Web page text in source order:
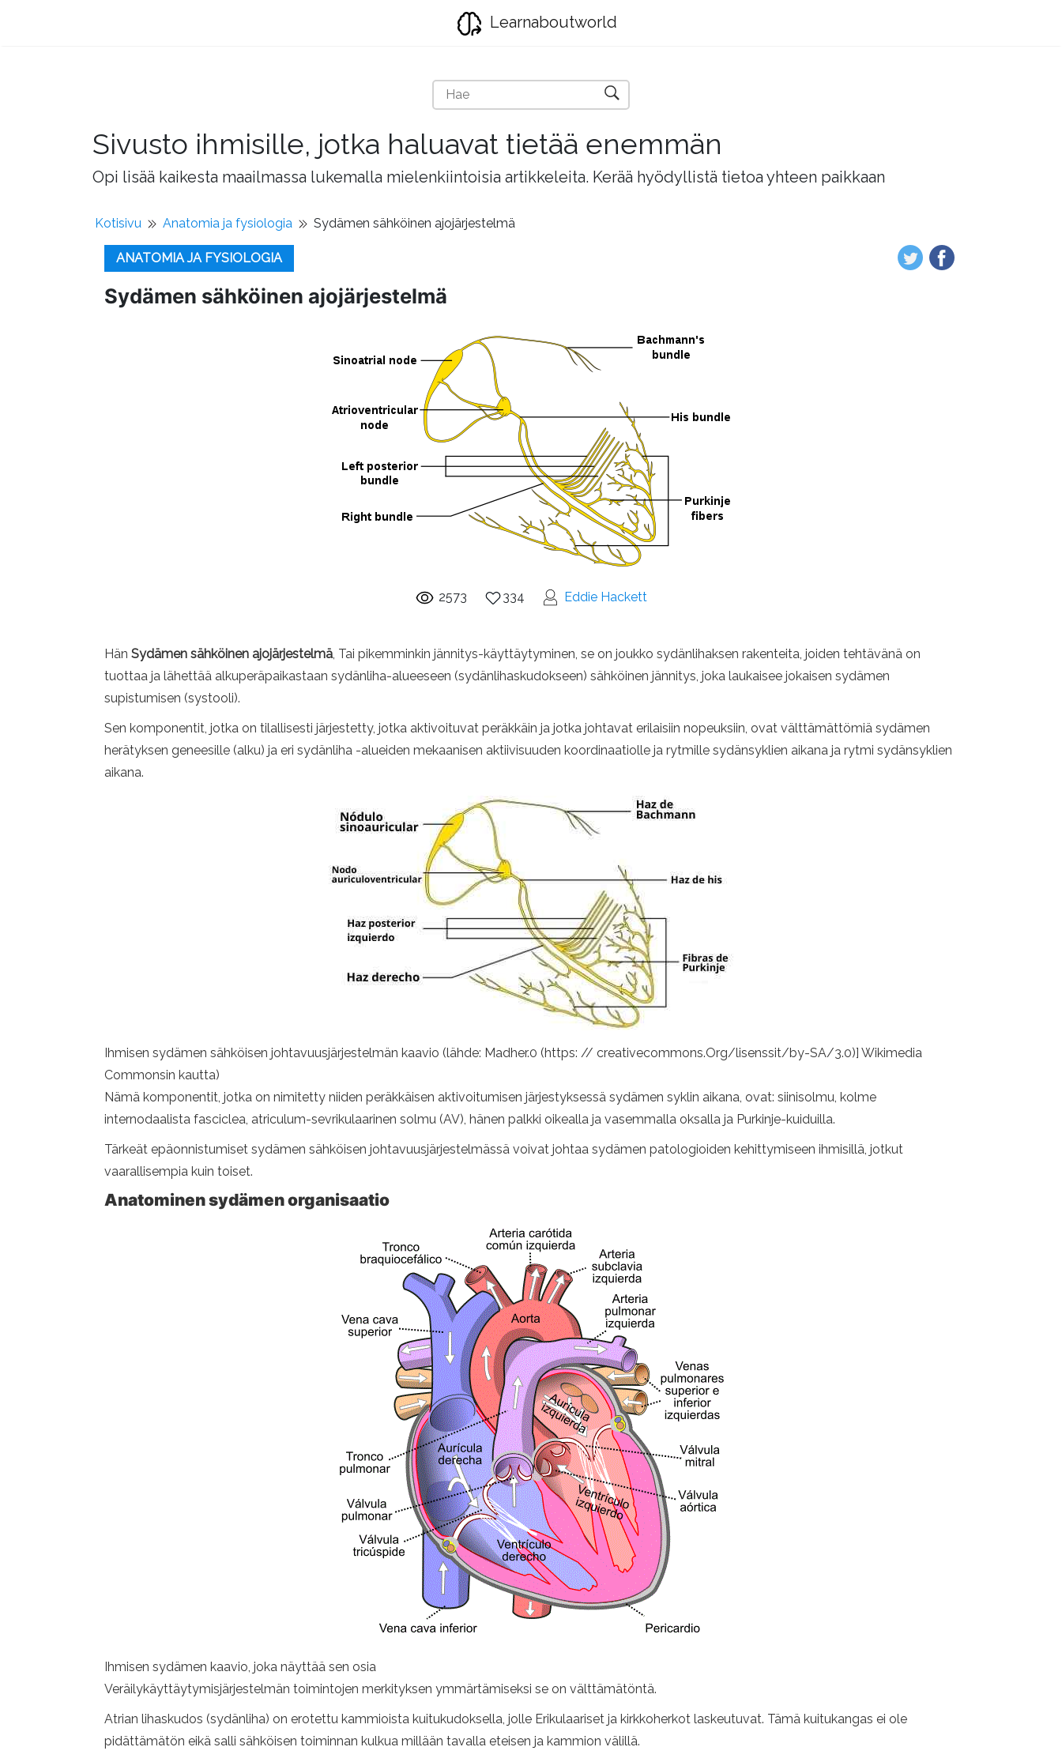
Learnaboutworld
Sivusto ihmisille, jotka haluavat tietää enemmän
Opi lisää kaikesta maailmassa lukemalla mielenkiintoisia artikkeleita. Kerää hyödyllistä tietoa yhteen paikkaan
Kotisivu Anatomia ja fysiologia Sydämen sähköinen ajojärjestelmä
ANATOMIA JA FYSIOLOGIA
Sydämen sähköinen ajojärjestelmä
2573 334 Eddie Hackett
Hän Sydämen sähköinen ajojärjestelmä, Tai pikemminkin jännitys-käyttäytyminen, se on joukko sydänlihaksen rakenteita, joiden tehtävänä on
tuottaa ja lähettää alkuperäpaikastaan ​​sydänliha-alueeseen (sydänlihaskudokseen) sähköinen jännitys, joka laukaisee jokaisen sydämen
supistumisen (systooli).
Sen komponentit, jotka on tilallisesti järjestetty, jotka aktivoituvat peräkkäin ja jotka johtavat erilaisiin nopeuksiin, ovat välttämättömiä sydämen
herätyksen geneesille (alku) ja eri sydänliha -alueiden mekaanisen aktiivisuuden koordinaatiolle ja rytmille sydänsyklien aikana ja rytmi sydänsyklien
aikana.
Ihmisen sydämen sähköisen johtavuusjärjestelmän kaavio (lähde: Madher.0 (https: // creativecommons.Org/lisenssit/by-SA/3.0)] Wikimedia
Commonsin kautta)
Nämä komponentit, jotka on nimitetty niiden peräkkäisen aktivoitumisen järjestyksessä sydämen syklin aikana, ovat: siinisolmu, kolme
internodaalista fasciclea, atriculum-sevrikulaarinen solmu (AV), hänen palkki oikealla ja vasemmalla oksalla ja Purkinje-kuiduilla.
Tärkeät epäonnistumiset sydämen sähköisen johtavuusjärjestelmässä voivat johtaa sydämen patologioiden kehittymiseen ihmisillä, jotkut
vaarallisempia kuin toiset.
Anatominen sydämen organisaatio
Ihmisen sydämen kaavio, joka näyttää sen osia
Veräilykäyttäytymisjärjestelmän toimintojen merkityksen ymmärtämiseksi se on välttämätöntä.
Atrian lihaskudos (sydänliha) on erotettu kammioista kuitukudoksella, jolle Erikulaariset ja kirkkoherkot laskeutuvat. Tämä kuitukangas ei ole
pidättämätön eikä salli sähköisen toiminnan kulkua millään tavalla eteisen ja kammion välillä.